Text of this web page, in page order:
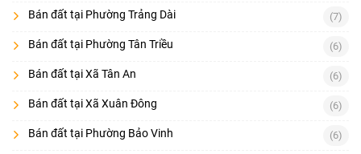
Bán đất tại Phường Trảng Dài (7)
Bán đất tại Phường Tân Triều (6)
Bán đất tại Xã Tân An (6)
Bán đất tại Xã Xuân Đông (6)
Bán đất tại Phường Bảo Vinh (6)